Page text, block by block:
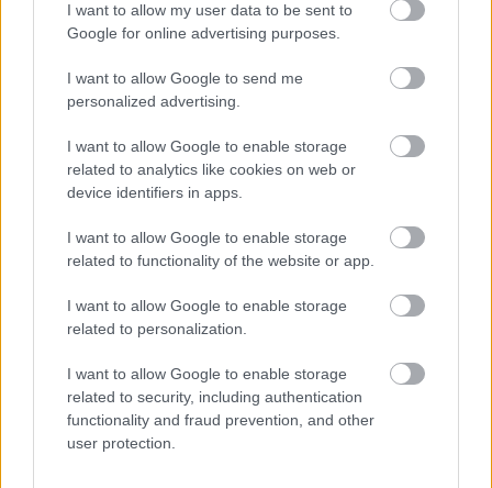
I want to allow my user data to be sent to
Google for online advertising purposes.
I want to allow Google to send me
personalized advertising.
I want to allow Google to enable storage
related to analytics like cookies on web or
device identifiers in apps.
I want to allow Google to enable storage
related to functionality of the website or app.
I want to allow Google to enable storage
related to personalization.
I want to allow Google to enable storage
related to security, including authentication
functionality and fraud prevention, and other
user protection.
ΑΣΕΠ: Εξ αποστάσεως η πιο Εύκολη
Πιστοποίηση Υπολογιστών σε 2
μέρες
Μάθε πρώτος όλες τις σημαντικές
ειδήσεις.
Βάλε το proson.gr στα αποτελέσματα
Δημοφιλείς Ειδήσεις